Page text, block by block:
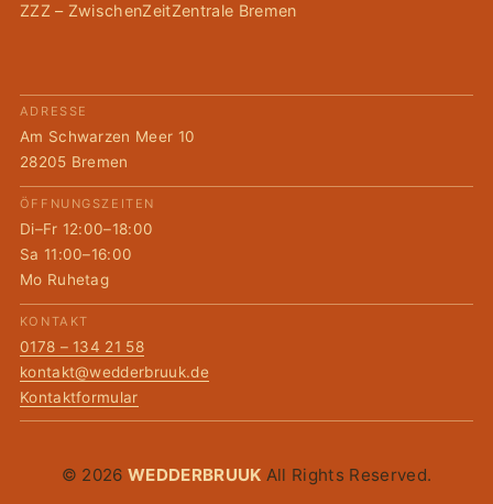
ZZZ – ZwischenZeitZentrale Bremen
ADRESSE
Am Schwarzen Meer 10
28205 Bremen
ÖFFNUNGSZEITEN
Di–Fr 12:00–18:00
Sa 11:00–16:00
Mo Ruhetag
KONTAKT
0178 – 134 21 58
kontakt@wedderbruuk.de
Kontaktformular
© 2026 WEDDERBRUUK All Rights Reserved.